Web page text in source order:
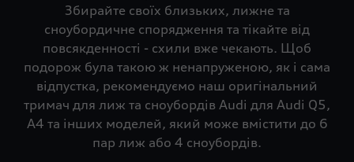
Збирайте своїх близьких, лижне та
сноубордичне спорядження та тікайте від
повсякденності - схили вже чекають. Щоб
подорож була такою ж ненапруженою, як і сама
відпустка, рекомендуємо наш оригінальний
тримач для лиж та сноубордів Audi для Audi Q5,
A4 та інших моделей, який може вмістити до 6
пар лиж або 4 сноубордів.